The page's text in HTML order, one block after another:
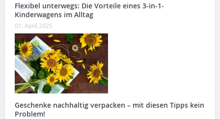
Flexibel unterwegs: Die Vorteile eines 3-in-1-
Kinderwagens im Alltag
01. April 2025
Geschenke nachhaltig verpacken – mit diesen Tipps kein
Problem!